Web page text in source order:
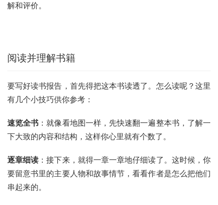
解和评价。
阅读并理解书籍
要写好读书报告，首先得把这本书读透了。怎么读呢？这里
有几个小技巧供你参考：
速览全书 ：就像看地图一样，先快速翻一遍整本书，了解一
下大致的内容和结构，这样你心里就有个数了。
逐章细读 ：接下来，就得一章一章地仔细读了。这时候，你
要留意书里的主要人物和故事情节，看看作者是怎么把他们
串起来的。